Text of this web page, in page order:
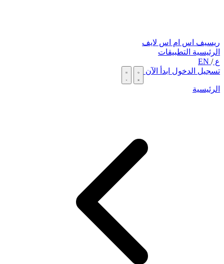
ريسيف اس ام اس لايف
الرئيسية التطبيقات
ع/
تسجيل الدخول ابدأ الآن
الرئيسية